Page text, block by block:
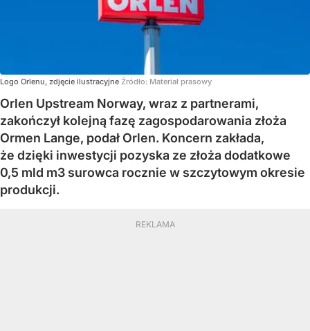
Logo Orlenu, zdjęcie ilustracyjne Źródło: Materiał prasowy
Orlen Upstream Norway, wraz z partnerami,
zakończył kolejną fazę zagospodarowania złoża
Ormen Lange, podał Orlen. Koncern zakłada,
że dzięki inwestycji pozyska ze złoża dodatkowe
0,5 mld m3 surowca rocznie w szczytowym okresie
produkcji.